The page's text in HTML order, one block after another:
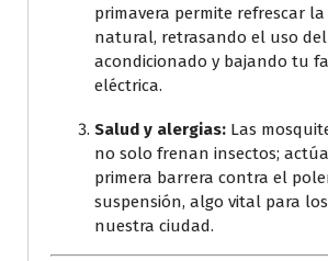
primavera permite refrescar
natural, retrasando el uso
acondicionado y bajando tu
eléctrica.
Salud y alergias: Las
no solo frenan insectos;
primera barrera contra el
suspensión, algo vital para
nuestra ciudad.